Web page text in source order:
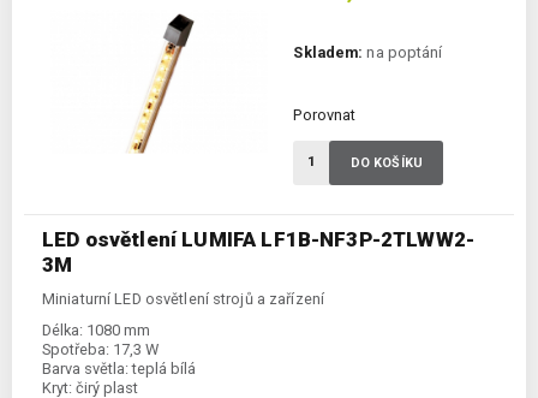
LED osvětlení LUMIFA LF1B-NF3P-2TLWW2-
3M
Miniaturní LED osvětlení strojů a zařízení
Délka: 1080 mm
Spotřeba: 17,3 W
Barva světla: teplá bílá
Kryt: čirý plast
Skladem: na poptání
Porovnat
DO KOŠÍKU